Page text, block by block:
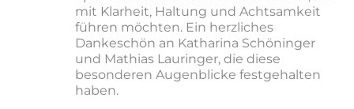
mit Klarheit, Haltung und Achtsamkeit
führen möchten. Ein herzliches
Dankeschön an Katharina Schöninger
und Mathias Lauringer, die diese
besonderen Augenblicke festgehalten
haben.